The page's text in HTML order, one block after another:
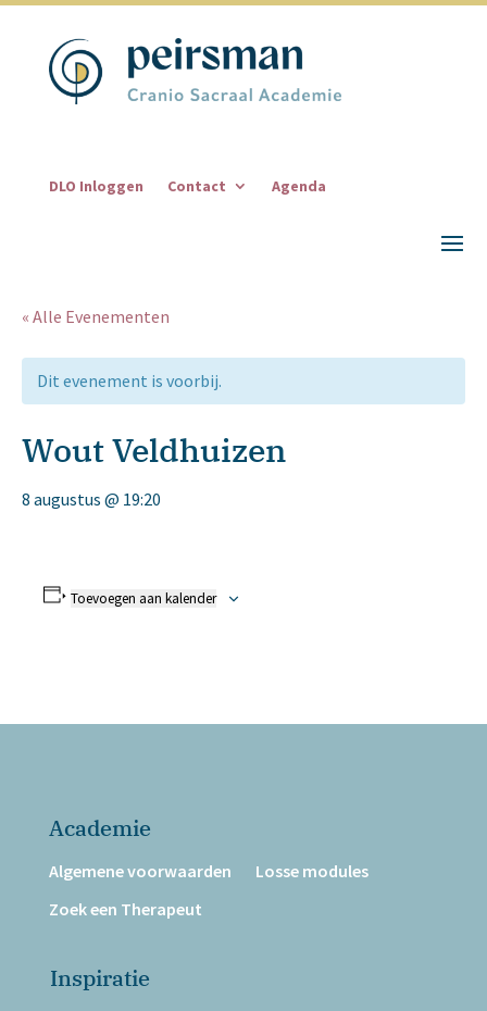
DLO Inloggen Contact Agenda
« Alle Evenementen
Dit evenement is voorbij.
Wout Veldhuizen
8 augustus @ 19:20
Toevoegen aan kalender
Academie
Algemene voorwaarden
Losse modules
Zoek een Therapeut
Inspiratie